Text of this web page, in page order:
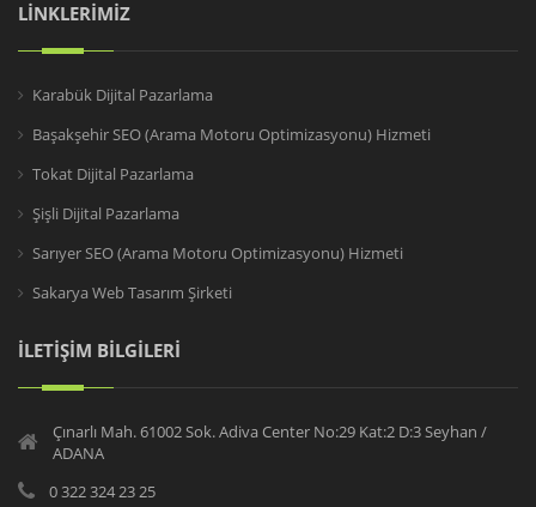
LİNKLERİMİZ
Karabük Dijital Pazarlama
Başakşehir SEO (Arama Motoru Optimizasyonu) Hizmeti
Tokat Dijital Pazarlama
Şişli Dijital Pazarlama
Sarıyer SEO (Arama Motoru Optimizasyonu) Hizmeti
Sakarya Web Tasarım Şirketi
İLETİŞİM BİLGİLERİ
Çınarlı Mah. 61002 Sok. Adiva Center No:29 Kat:2 D:3 Seyhan /
ADANA
0 322 324 23 25